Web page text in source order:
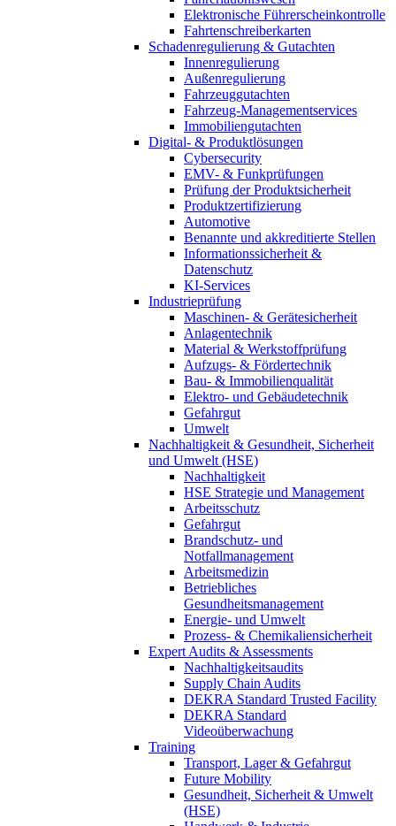
Elektronische Führerscheinkontrolle
Fahrtenschreiberkarten
Schadenregulierung & Gutachten
Innenregulierung
Außenregulierung
Fahrzeuggutachten
Fahrzeug-Managementservices
Immobiliengutachten
Digital- & Produktlösungen
Cybersecurity
EMV- & Funkprüfungen
Prüfung der Produktsicherheit
Produktzertifizierung
Automotive
Benannte und akkreditierte Stellen
Informationssicherheit &
Datenschutz
KI-Services
Industrieprüfung
Maschinen- & Gerätesicherheit
Anlagentechnik
Material & Werkstoffprüfung
Aufzugs- & Fördertechnik
Bau- & Immobilienqualität
Elektro- und Gebäudetechnik
Gefahrgut
Umwelt
Nachhaltigkeit & Gesundheit, Sicherheit
und Umwelt (HSE)
Nachhaltigkeit
HSE Strategie und Management
Arbeitsschutz
Gefahrgut
Brandschutz- und
Notfallmanagement
Arbeitsmedizin
Betriebliches
Gesundheitsmanagement
Energie- und Umwelt
Prozess- & Chemikaliensicherheit
Expert Audits & Assessments
Nachhaltigkeitsaudits
Supply Chain Audits
DEKRA Standard Trusted Facility
DEKRA Standard
Videoüberwachung
Training
Transport, Lager & Gefahrgut
Future Mobility
Gesundheit, Sicherheit & Umwelt
(HSE)